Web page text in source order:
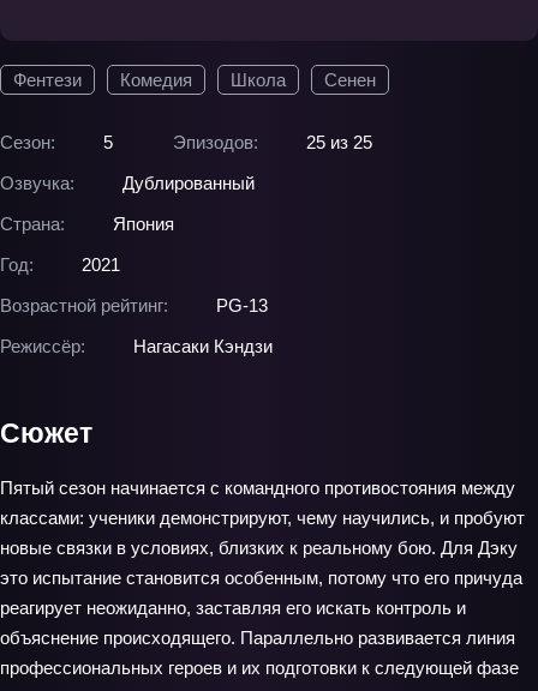
Фентези Комедия Школа Сенен
Сезон: 5 Эпизодов:
25 из 25
Озвучка:
Дублированный
Страна:
Япония
Год:
2021
Возрастной рейтинг:
PG-13
Режиссёр:
Нагасаки Кэндзи
Сюжет
Пятый сезон начинается с командного противостояния между
классами: ученики демонстрируют, чему научились, и пробуют
новые связки в условиях, близких к реальному бою. Для Дэку
это испытание становится особенным, потому что его причуда
реагирует неожиданно, заставляя его искать контроль и
объяснение происходящего. Параллельно развивается линия
профессиональных героев и их подготовки к следующей фазе